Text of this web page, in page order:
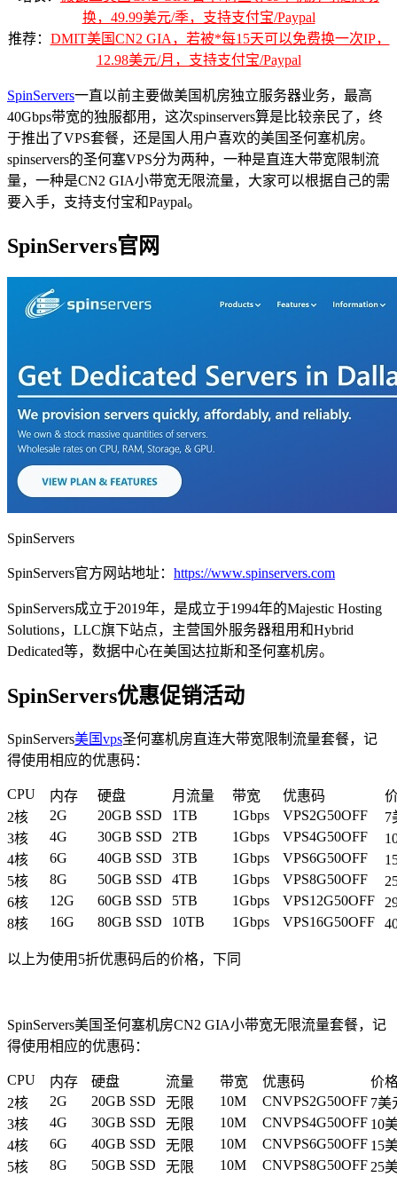
换，49.99美元/季，支持支付宝/Paypal
推荐： DMIT美国CN2 GIA，若被*每15天可以免费换一次IP，
12.98美元/月，支持支付宝/Paypal
SpinServers一直以前主要做美国机房独立服务器业务，最高
40Gbps带宽的独服都用，这次spinservers算是比较亲民了，终
于推出了VPS套餐，还是国人用户喜欢的美国圣何塞机房。
spinservers的圣何塞VPS分为两种，一种是直连大带宽限制流
量，一种是CN2 GIA小带宽无限流量，大家可以根据自己的需
要入手，支持支付宝和Paypal。
SpinServers官网
SpinServers
SpinServers官方网站地址： https://www.spinservers.com
SpinServers成立于2019年，是成立于1994年的Majestic Hosting
Solutions，LLC旗下站点，主营国外服务器租用和Hybrid
Dedicated等，数据中心在美国达拉斯和圣何塞机房。
SpinServers优惠促销活动
SpinServers美国vps圣何塞机房直连大带宽限制流量套餐，记
得使用相应的优惠码：
CPU 内存 硬盘 月流量 带宽 优惠码
2核
2G 20GB SSD 1TB 1Gbps VPS2G50OFF
7
3核
4G 30GB SSD 2TB 1Gbps VPS4G50OFF
4核
6G 40GB SSD 3TB 1Gbps VPS6G50OFF
5核
8G 50GB SSD 4TB 1Gbps VPS8G50OFF
6核
12G 60GB SSD 5TB 1Gbps VPS12G50OFF
8核
16G 80GB SSD 10TB 1Gbps VPS16G50OFF
以上为使用5折优惠码后的价格，下同
SpinServers美国圣何塞机房CN2 GIA小带宽无限流量套餐，记
得使用相应的优惠码：
CPU 内存 硬盘 流量 带宽 优惠码
价
2核
2G 20GB SSD 无限 10M CNVPS2G50OFF 7美
3核
4G 30GB SSD 无限 10M CNVPS4G50OFF 10
4核
6G 40GB SSD 无限 10M CNVPS6G50OFF 15
5核
8G 50GB SSD 无限 10M CNVPS8G50OFF 25